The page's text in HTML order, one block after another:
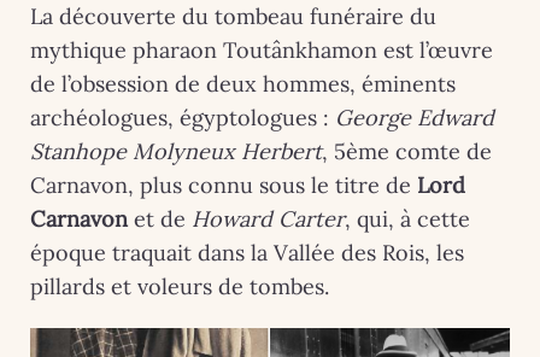
La découverte du tombeau funéraire du
mythique pharaon Toutânkhamon est l’œuvre
de l’obsession de deux hommes, éminents
archéologues, égyptologues : George Edward
Stanhope Molyneux Herbert, 5ème comte de
Carnavon, plus connu sous le titre de Lord
Carnavonet de Howard Carter, qui, à cette
époque traquait dans la Vallée des Rois, les
pillards et voleurs de tombes.